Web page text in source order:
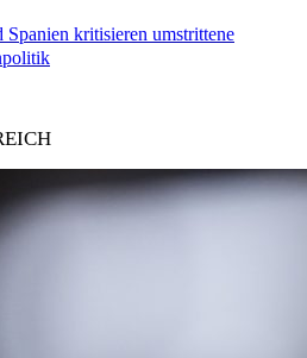
kritisieren umstrittene